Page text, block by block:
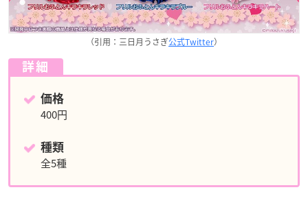
（引用：三日月うさぎ公式Twitter）
詳細
価格
400円
種類
全5種